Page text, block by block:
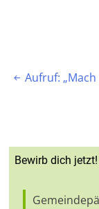
 Aufruf: „Mach
Bewirb dich jetzt!